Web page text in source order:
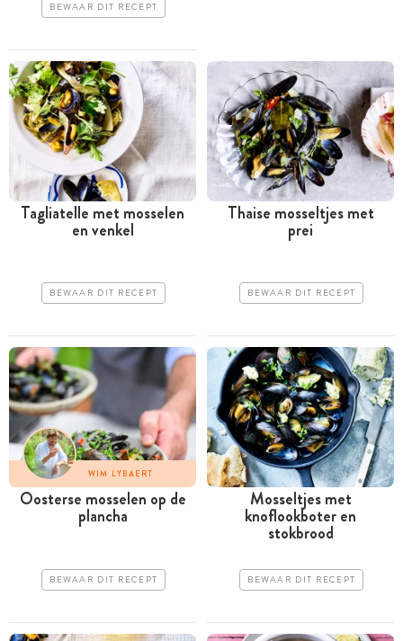
BEWAAR DIT RECEPT
Tagliatelle met mosselen
en venkel
BEWAAR DIT RECEPT
Thaise mosseltjes met
prei
BEWAAR DIT RECEPT
WIM LYBAERT
Oosterse mosselen op de
plancha
BEWAAR DIT RECEPT
Mosseltjes met
knoflookboter en
stokbrood
BEWAAR DIT RECEPT